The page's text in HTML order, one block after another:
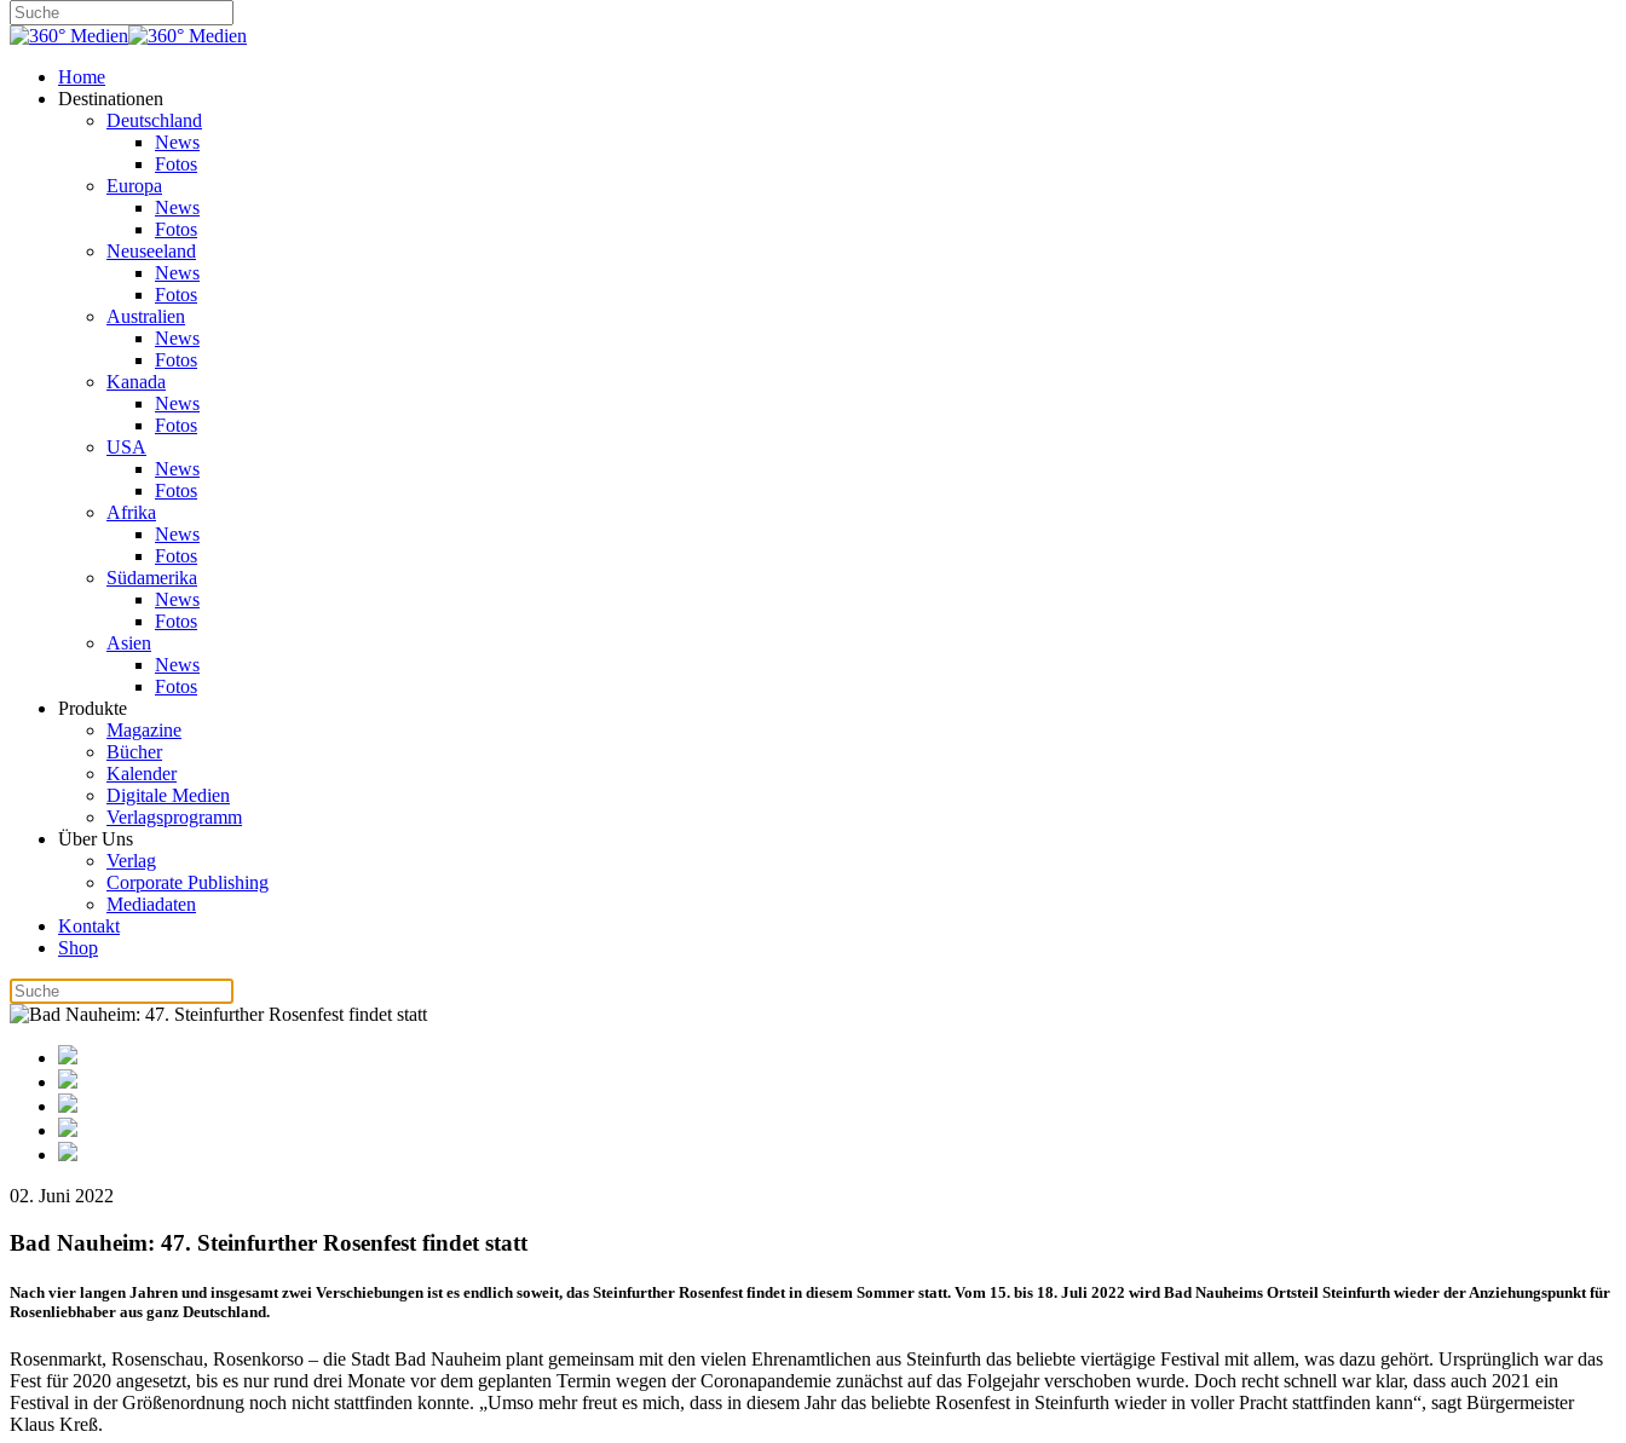
Home
Destinationen
Deutschland
News
Fotos
Europa
News
Fotos
Neuseeland
News
Fotos
Australien
News
Fotos
Kanada
News
Fotos
USA
News
Fotos
Afrika
News
Fotos
Südamerika
News
Fotos
Asien
News
Fotos
Produkte
Magazine
Bücher
Kalender
Digitale Medien
Verlagsprogramm
Über Uns
Verlag
Corporate Publishing
Mediadaten
Kontakt
Shop
02. Juni 2022
Bad Nauheim: 47. Steinfurther Rosenfest findet statt
Nach vier langen Jahren und insgesamt zwei Verschiebungen ist es endlich soweit, das Steinfurther Rosenfest findet in diesem Sommer statt. Vom 15. bis 18. Juli 2022 wird Bad Nauheims Ortsteil Steinfurth wieder der Anziehungspunkt für
Rosenliebhaber aus ganz Deutschland.
Rosenmarkt, Rosenschau, Rosenkorso – die Stadt Bad Nauheim plant gemeinsam mit den vielen Ehrenamtlichen aus Steinfurth das beliebte viertägige Festival mit allem, was dazu gehört. Ursprünglich war das
Fest für 2020 angesetzt, bis es nur rund drei Monate vor dem geplanten Termin wegen der Coronapandemie zunächst auf das Folgejahr verschoben wurde. Doch recht schnell war klar, dass auch 2021 ein
Festival in der Größenordnung noch nicht stattfinden konnte. „Umso mehr freut es mich, dass in diesem Jahr das beliebte Rosenfest in Steinfurth wieder in voller Pracht stattfinden kann“, sagt Bürgermeister
Klaus Kreß.